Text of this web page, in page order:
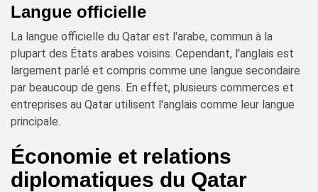
Langue officielle
La langue officielle du Qatar est l'arabe, commun à la
plupart des États arabes voisins. Cependant, l'anglais est
largement parlé et compris comme une langue secondaire
par beaucoup de gens. En effet, plusieurs commerces et
entreprises au Qatar utilisent l'anglais comme leur langue
principale.
Économie et relations
diplomatiques du Qatar